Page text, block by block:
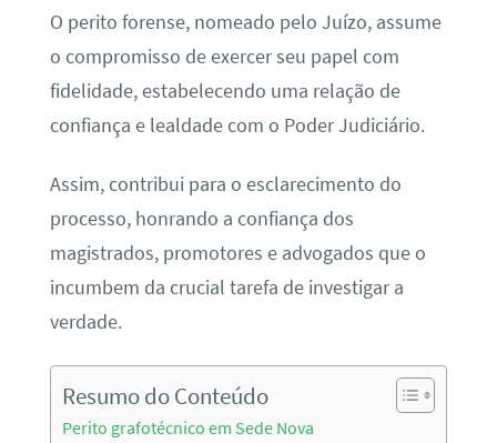
O perito forense, nomeado pelo Juízo, assume
o compromisso de exercer seu papel com
fidelidade, estabelecendo uma relação de
confiança e lealdade com o Poder Judiciário.
Assim, contribui para o esclarecimento do
processo, honrando a confiança dos
magistrados, promotores e advogados que o
incumbem da crucial tarefa de investigar a
verdade.
Resumo do Conteúdo
Perito grafotécnico em Sede Nova